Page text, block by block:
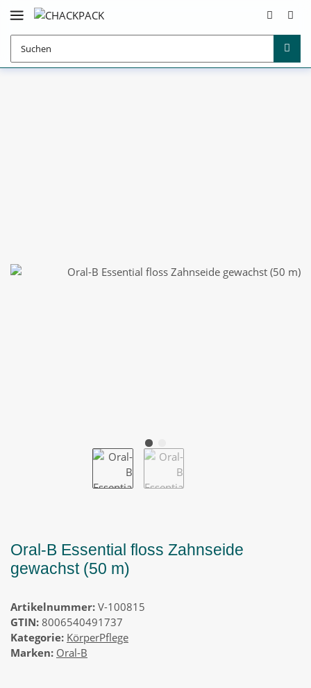
Oral-B Essential floss Zahnseide
gewachst (50 m)
Artikelnummer: V-100815
GTIN: 8006540491737
Kategorie: KörperPflege
Marken: Oral-B